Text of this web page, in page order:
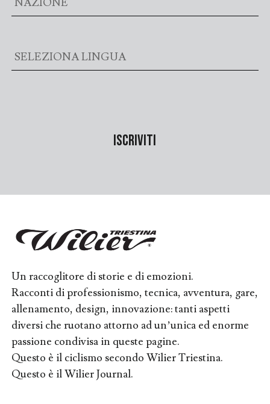
Un raccoglitore di storie e di emozioni.
Racconti di professionismo, tecnica, avventura, gare,
allenamento, design, innovazione: tanti aspetti
diversi che ruotano attorno ad un’unica ed enorme
passione condivisa in queste pagine.
Questo è il ciclismo secondo Wilier Triestina.
Questo è il Wilier Journal.